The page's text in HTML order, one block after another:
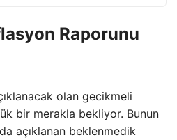
Raporunu
olan gecikmeli
bir merakla bekliyor. Bunun
açıklanan beklenmedik